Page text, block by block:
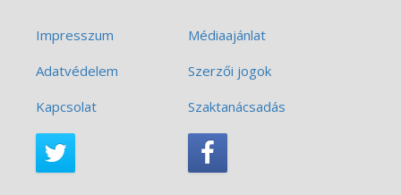
Impresszum
Médiaajánlat
Adatvédelem
Szerzői jogok
Kapcsolat
Szaktanácsadás